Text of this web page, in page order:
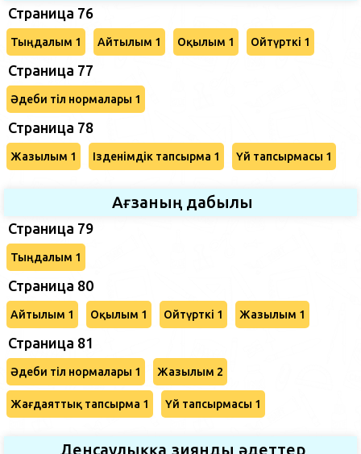
Страница 76
Тыңдалым 1 Айтылым 1 Оқылым 1 Ойтүрткі 1
Страница 77
Әдеби тіл нормалары 1
Страница 78
Жазылым 1 Ізденімдік тапсырма 1 Үй тапсырмасы 1
Ағзаның дабылы
Страница 79
Тыңдалым 1
Страница 80
Айтылым 1 Оқылым 1 Ойтүрткі 1 Жазылым 1
Страница 81
Әдеби тіл нормалары 1 Жазылым 2
Жағдаяттық тапсырма 1 Үй тапсырмасы 1
Денсаулыққа зиянды әдеттер